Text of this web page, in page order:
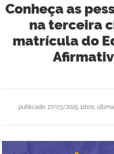
Conheça as
na terceira
matrícula do
publicado: 27/03/2025 11h01